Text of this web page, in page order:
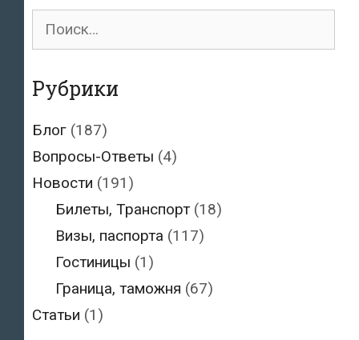
Поиск
Рубрики
Блог (187)
Вопросы-Ответы (4)
Новости (191)
Билеты, Транспорт(18)
Визы, паспорта (117)
Гостиницы (1)
Граница, таможня (67)
Статьи (1)